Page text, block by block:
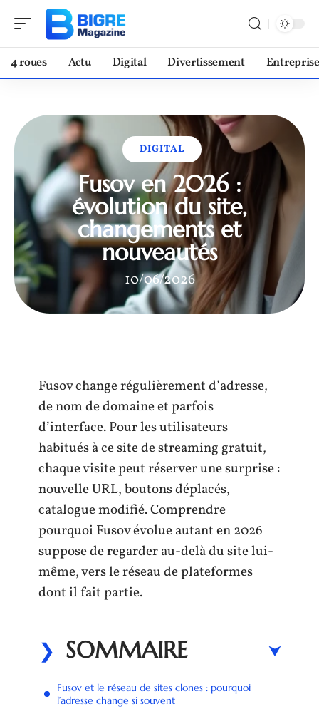
4 roues Actu Digital Divertissement Entreprise
DIGITAL
Fusov en 2026 :
évolution du site,
changements et
nouveautés
10/06/2026
Fusov change régulièrement d’adresse,
de nom de domaine et parfois
d’interface. Pour les utilisateurs
habitués à ce site de streaming gratuit,
chaque visite peut réserver une surprise :
nouvelle URL, boutons déplacés,
catalogue modifié. Comprendre
pourquoi Fusov évolue autant en 2026
suppose de regarder au-delà du site lui-
même, vers le réseau de plateformes
dont il fait partie.
SOMMAIRE
Fusov et le réseau de sites clones : pourquoi
l’adresse change si souvent